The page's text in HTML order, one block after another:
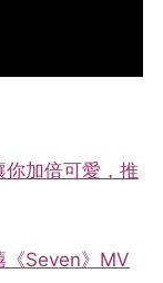
加倍可愛，推
《Seven》MV